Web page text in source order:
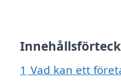
1 Vad kan ett